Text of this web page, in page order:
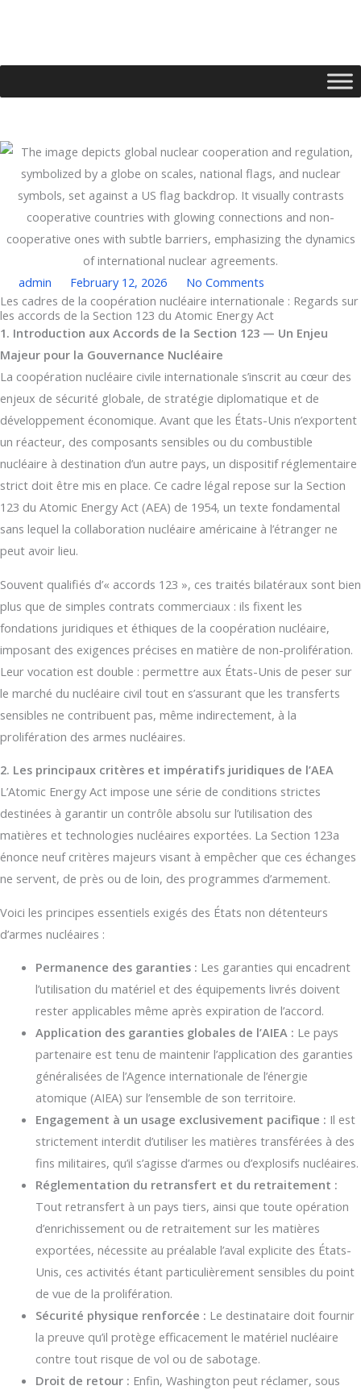
admin February 12, 2026
No Comments
Les cadres de la coopération nucléaire internationale : Regards sur
les accords de la Section 123 du Atomic Energy Act
1. Introduction aux Accords de la Section 123 — Un Enjeu
Majeur pour la Gouvernance Nucléaire
La coopération nucléaire civile internationale s’inscrit au cœur des
enjeux de sécurité globale, de stratégie diplomatique et de
développement économique. Avant que les États-Unis n’exportent
un réacteur, des composants sensibles ou du combustible
nucléaire à destination d’un autre pays, un dispositif réglementaire
strict doit être mis en place. Ce cadre légal repose sur la Section
123 du Atomic Energy Act (AEA) de 1954, un texte fondamental
sans lequel la collaboration nucléaire américaine à l’étranger ne
peut avoir lieu.
Souvent qualifiés d’« accords 123 », ces traités bilatéraux sont bien
plus que de simples contrats commerciaux : ils fixent les
fondations juridiques et éthiques de la coopération nucléaire,
imposant des exigences précises en matière de non-prolifération.
Leur vocation est double : permettre aux États-Unis de peser sur
le marché du nucléaire civil tout en s’assurant que les transferts
sensibles ne contribuent pas, même indirectement, à la
prolifération des armes nucléaires.
2. Les principaux critères et impératifs juridiques de l’AEA
L’Atomic Energy Act impose une série de conditions strictes
destinées à garantir un contrôle absolu sur l’utilisation des
matières et technologies nucléaires exportées. La Section 123a
énonce neuf critères majeurs visant à empêcher que ces échanges
ne servent, de près ou de loin, des programmes d’armement.
Voici les principes essentiels exigés des États non détenteurs
d’armes nucléaires :
Permanence des garanties : Les garanties qui encadrent
l’utilisation du matériel et des équipements livrés doivent
rester applicables même après expiration de l’accord.
Application des garanties globales de l’AIEA : Le pays
partenaire est tenu de maintenir l’application des garanties
généralisées de l’Agence internationale de l’énergie
atomique (AIEA) sur l’ensemble de son territoire.
Engagement à un usage exclusivement pacifique : Il est
strictement interdit d’utiliser les matières transférées à des
fins militaires, qu’il s’agisse d’armes ou d’explosifs nucléaires.
Réglementation du retransfert et du retraitement :
Tout retransfert à un pays tiers, ainsi que toute opération
d’enrichissement ou de retraitement sur les matières
exportées, nécessite au préalable l’aval explicite des États-
Unis, ces activités étant particulièrement sensibles du point
de vue de la prolifération.
Sécurité physique renforcée : Le destinataire doit fournir
la preuve qu’il protège efficacement le matériel nucléaire
contre tout risque de vol ou de sabotage.
Droit de retour : Enfin, Washington peut réclamer, sous
Type your email…